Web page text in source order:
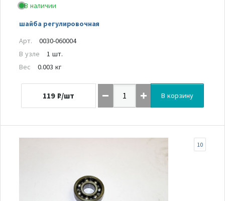
В наличии
шайба регулировочная
Арт.
0030-060004
В узле
1 шт.
Вес
0.003 кг
119 ₽/шт В корзину
10